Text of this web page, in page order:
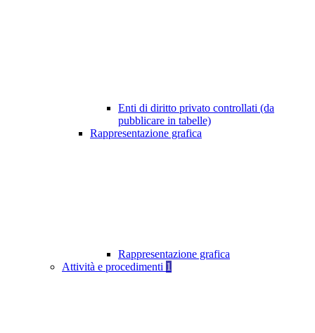
Enti di diritto privato controllati (da
pubblicare in tabelle)
Rappresentazione grafica
Rappresentazione grafica
Attività e procedimenti 1